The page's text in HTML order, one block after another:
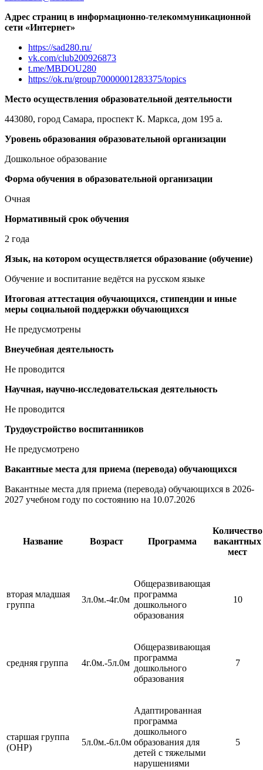
Адрес страниц в информационно-телекоммуникационной
сети «Интернет»
https://sad280.ru/
vk.com/club200926873
t.me/MBDOU280
https://ok.ru/group70000001283375/topics
Место осуществления образовательной деятельности
443080, город Самара, проспект К. Маркса, дом 195 а.
Уровень образования образовательной организации
Дошкольное образование
Форма обучения в образовательной организации
Очная
Нормативный срок обучения
2 года
Язык, на котором осуществляется образование (обучение)
Обучение и воспитание ведётся на русском языке
Итоговая аттестация обучающихся, стипендии и иные
меры социальной поддержки обучающихся
Не предусмотрены
Внеучебная деятельность
Не проводится
Научная, научно-исследовательская деятельность
Не проводится
Трудоустройство воспитанников
Не предусмотрено
Вакантные места для приема (перевода) обучающихся
Вакантные места для приема (перевода) обучающихся в 2026-
2027 учебном году по состоянию на 10.07.2026
Название Возраст Программа
Количество
вакантных
мест
вторая младшая
группа
3л.0м.-4г.0м
Общеразвивающая
программа
дошкольного
образования
10
средняя группа 4г.0м.-5л.0м
Общеразвивающая
программа
дошкольного
образования
7
старшая группа
(ОНР)
5л.0м.-6л.0м
Адаптированная
программа
дошкольного
образования для
детей с тяжелыми
нарушениями
5